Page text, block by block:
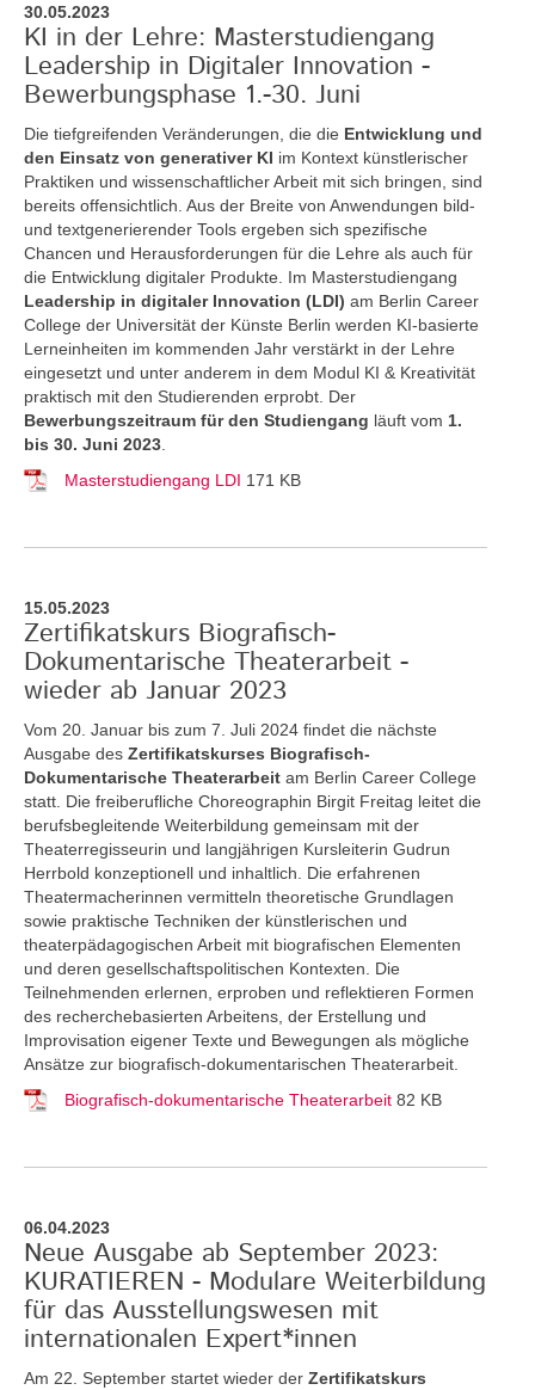
30.05.2023
KI in der Lehre: Masterstudiengang
Leadership in Digitaler Innovation -
Bewerbungsphase 1.-30. Juni
Die tiefgreifenden Veränderungen, die die Entwicklung und
den Einsatz von generativer KI im Kontext künstlerischer
Praktiken und wissenschaftlicher Arbeit mit sich bringen, sind
bereits offensichtlich. Aus der Breite von Anwendungen bild-
und textgenerierender Tools ergeben sich spezifische
Chancen und Herausforderungen für die Lehre als auch für
die Entwicklung digitaler Produkte. Im Masterstudiengang
Leadership in digitaler Innovation (LDI) am Berlin Career
College der Universität der Künste Berlin werden KI-basierte
Lerneinheiten im kommenden Jahr verstärkt in der Lehre
eingesetzt und unter anderem in dem Modul KI & Kreativität
praktisch mit den Studierenden erprobt. Der
Bewerbungszeitraum für den Studiengang läuft vom 1.
bis 30. Juni 2023
Masterstudiengang LDI 171 KB
15.05.2023
Zertifikatskurs Biografisch-
Dokumentarische Theaterarbeit -
wieder ab Januar 2023
Vom 20. Januar bis zum 7. Juli 2024 findet die nächste
Ausgabe des Zertifikatskurses Biografisch-
Dokumentarische Theaterarbeit am Berlin Career College
statt. Die freiberufliche Choreographin Birgit Freitag leitet die
berufsbegleitende Weiterbildung gemeinsam mit der
Theaterregisseurin und langjährigen Kursleiterin Gudrun
Herrbold konzeptionell und inhaltlich. Die erfahrenen
Theatermacherinnen vermitteln theoretische Grundlagen
sowie praktische Techniken der künstlerischen und
theaterpädagogischen Arbeit mit biografischen Elementen
und deren gesellschaftspolitischen Kontexten. Die
Teilnehmenden erlernen, erproben und reflektieren Formen
des recherchebasierten Arbeitens, der Erstellung und
Improvisation eigener Texte und Bewegungen als mögliche
Ansätze zur biografisch-dokumentarischen Theaterarbeit.
Biografisch-dokumentarische Theaterarbeit 82 KB
06.04.2023
Neue Ausgabe ab September 2023:
KURATIEREN - Modulare Weiterbildung
für das Ausstellungswesen mit
internationalen Expert*innen
Am 22. September startet wieder der Zertifikatskurs